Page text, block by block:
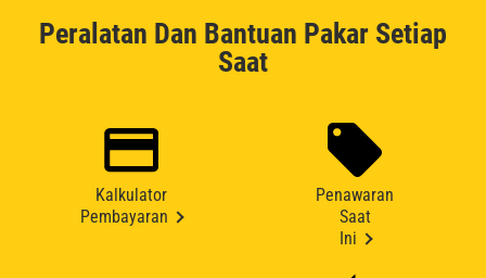
Peralatan Dan Bantuan Pakar Setiap
Saat
Kalkulator
Pembayaran
Penawaran
Saat
Ini